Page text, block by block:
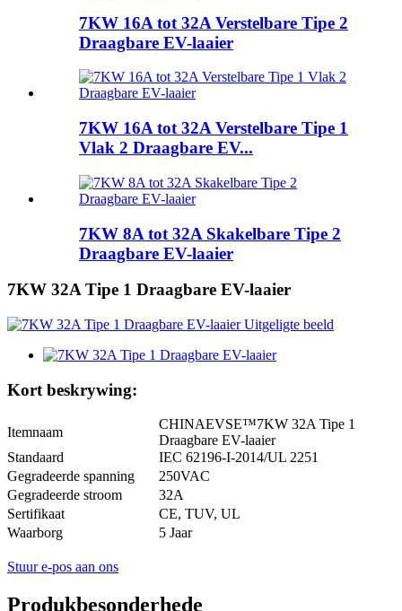
7KW 16A tot 32A Verstelbare Tipe 2
Draagbare EV-laaier
7KW 16A tot 32A Verstelbare Tipe 1
Vlak 2 Draagbare EV...
7KW 8A tot 32A Skakelbare Tipe 2
Draagbare EV-laaier
7KW 32A Tipe 1 Draagbare EV-laaier
Kort beskrywing:
Itemnaam
CHINAEVSE™️7KW 32A Tipe 1
Draagbare EV-laaier
Standaard
IEC 62196-I-2014/UL 2251
Gegradeerde spanning
250VAC
Gegradeerde stroom
32A
Sertifikaat
CE, TUV, UL
Waarborg
5 Jaar
Stuur e-pos aan ons
Produkbesonderhede